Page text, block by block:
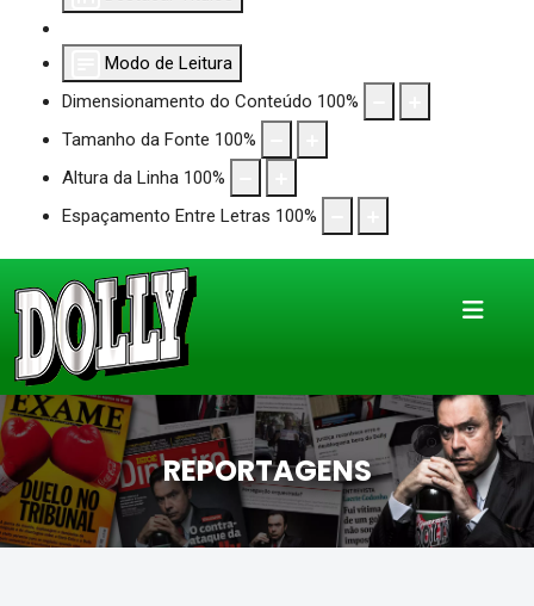
Modo de Leitura
Dimensionamento do Conteúdo 100%
Tamanho da Fonte 100%
Altura da Linha 100%
Espaçamento Entre Letras 100%
REPORTAGENS